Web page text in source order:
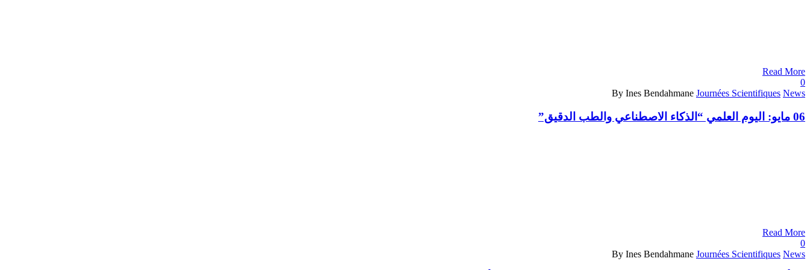
Read More
0
By Ines Bendahmane Journées Scientifiques News
06 مايو: اليوم العلمي “الذكاء الاصطناعي والطب الدقيق”
Read More
0
By Ines Bendahmane Journées Scientifiques News